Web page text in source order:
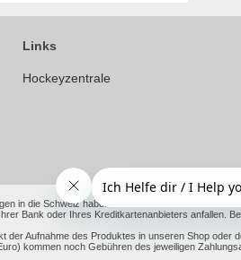
Links
Hockeyzentrale
in die Schweiz haben wir die anfallenden Kosten
Bank oder Ihres Kreditkartenanbieters anfallen.
Aufnahme des Produktes in unseren Shop oder
kommen noch Gebühren des jeweiligen